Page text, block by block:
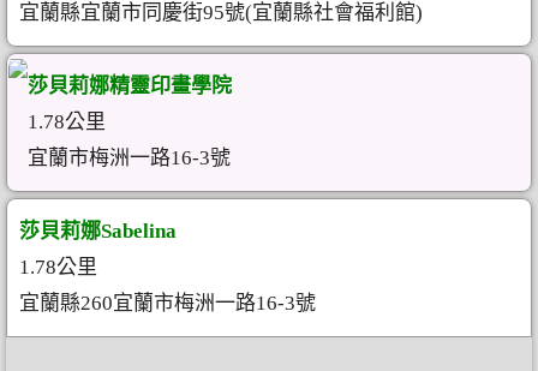
宜蘭縣宜蘭市同慶街95號(宜蘭縣社會福利館)
莎貝莉娜精靈印畫學院
1.78公里
宜蘭市梅洲一路16-3號
莎貝莉娜Sabelina
1.78公里
宜蘭縣260宜蘭市梅洲一路16-3號